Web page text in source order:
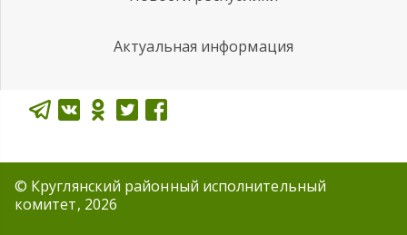
Актуальная информация
© Круглянский районный исполнительный
комитет, 2026